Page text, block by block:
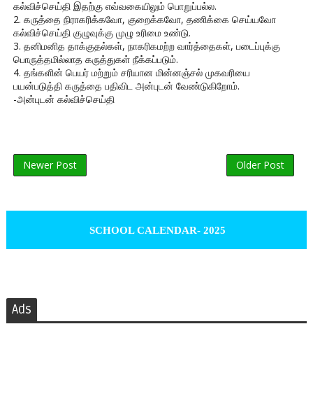
கல்விச்செய்தி இதற்கு எவ்வகையிலும் பொறுப்பல்ல.
2. கருத்தை நிராகரிக்கவோ, குறைக்கவோ, தணிக்கை செய்யவோ
கல்விச்செய்தி குழுவுக்கு முழு உரிமை உண்டு.
3. தனிமனித தாக்குதல்கள், நாகரிகமற்ற வார்த்தைகள், படைப்புக்கு
பொருத்தமில்லாத கருத்துகள் நீக்கப்படும்.
4. தங்களின் பெயர் மற்றும் சரியான மின்னஞ்சல் முகவரியை
பயன்படுத்தி கருத்தை பதிவிட அன்புடன் வேண்டுகிறோம்.
-அன்புடன் கல்விச்செய்தி
Newer Post Older Post
SCHOOL CALENDAR- 2025
Ads